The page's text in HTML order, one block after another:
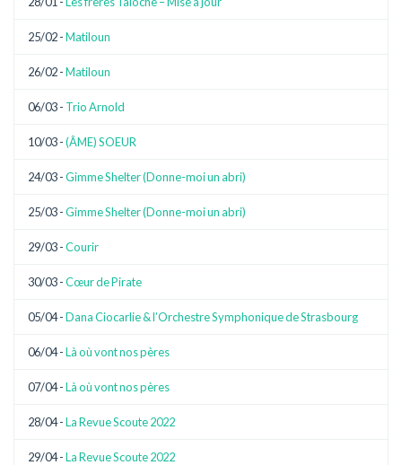
25/02 -Matiloun
26/02 -Matiloun
06/03 - Trio Arnold
10/03 -(ÂME) SOEUR
24/03 -Gimme Shelter (Donne-moi un abri)
25/03 -Gimme Shelter (Donne-moi un abri)
29/03 -Courir
30/03 -Cœur de Pirate
05/04 -Dana Ciocarlie & l’Orchestre Symphonique de Strasbourg
06/04 -Là où vont nos pères
07/04 -Là où vont nos pères
28/04 -La Revue Scoute 2022
29/04 -La Revue Scoute 2022